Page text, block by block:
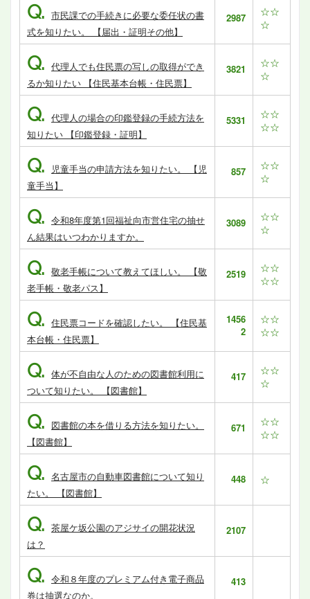
Q. 市民課での手続きに必要な委任状の書
式を知りたい。 【届出・証明その他】
2987
☆☆
☆
Q. 代理人でも住民票の写しの取得ができ
るか知りたい 【住民基本台帳・住民票】
3821
☆☆
☆
Q. 代理人の場合の印鑑登録の手続方法を
知りたい 【印鑑登録・証明】
5331
☆☆
☆☆
Q.
児童手当の申請方法を知りたい。 【児
童手当】
857
☆☆
☆
Q. 令和8年度第1回福祉向市営住宅の抽せ
ん結果はいつわかりますか。
3089
☆☆
☆
Q. 敬老手帳について教えてほしい。 【敬
老手帳・敬老パス】
2519
☆☆
☆☆
Q. 住民票コードを確認したい。 【住民基
本台帳・住民票】
1456
2
☆☆
☆☆
Q. 体が不自由な人のための図書館利用に
ついて知りたい。 【図書館】
417
☆☆
☆
Q. 図書館の本を借りる方法を知りたい。
【図書館】
671
☆☆
☆☆
Q. 名古屋市の自動車図書館について知り
たい。 【図書館】
448 ☆
Q. 茶屋ケ坂公園のアジサイの開花状況
は？
2107
Q. 令和８年度のプレミアム付き電子商品
券は抽選なのか。
413